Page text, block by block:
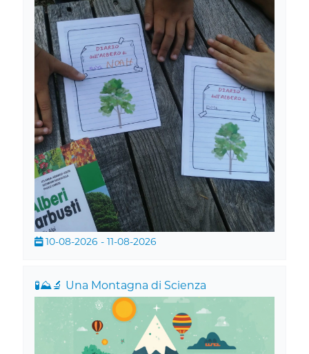
10-08-2026 - 11-08-2026
🧪⛰️🔬 Una Montagna di Scienza